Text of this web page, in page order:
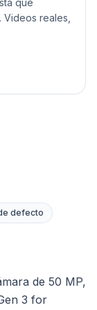
que
reales,
defecto
de 50 MP,
3 for